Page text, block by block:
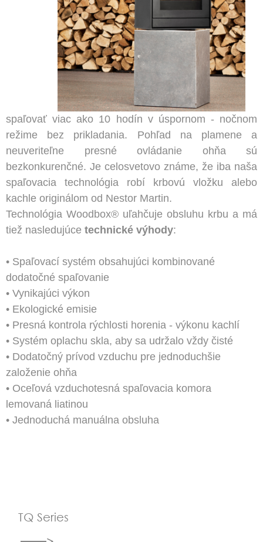
spaľovať viac ako 10 hodín v úspornom - nočnom
režime bez prikladania. Pohľad na plamene a
neuveriteľne presné ovládanie ohňa sú
bezkonkurenčné. Je celosvetovo známe, že iba naša
spaľovacia technológia robí krbovú vložku alebo
kachle originálom od Nestor Martin.
Technológia Woodbox® uľahčuje obsluhu krbu a má
tiež nasledujúce technické výhody:
• Spaľovací systém obsahujúci kombinované
dodatočné spaľovanie
• Vynikajúci výkon
• Ekologické emisie
• Presná kontrola rýchlosti horenia - výkonu kachlí
• Systém oplachu skla, aby sa udržalo vždy čisté
• Dodatočný prívod vzduchu pre jednoduchšie
založenie ohňa
• Oceľová vzduchotesná spaľovacia komora
lemovaná liatinou
• Jednoduchá manuálna obsluha
TQ Series